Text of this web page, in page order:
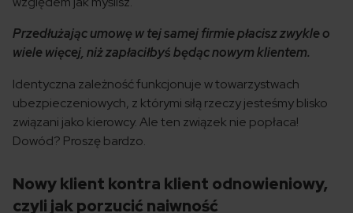
Przedłużając umowę w tej samej firmie płacisz zwykle o
wiele więcej, niż zapłaciłbyś będąc nowym klientem.
Identyczna zależność funkcjonuje w towarzystwach
ubezpieczeniowych, z którymi siłą rzeczy jesteśmy blisko
związani jako kierowcy. Ale ten związek nie popłaca!
Dowód? Proszę bardzo.
Nowy klient kontra klient odnowieniowy,
czyli jak porzucić naiwność